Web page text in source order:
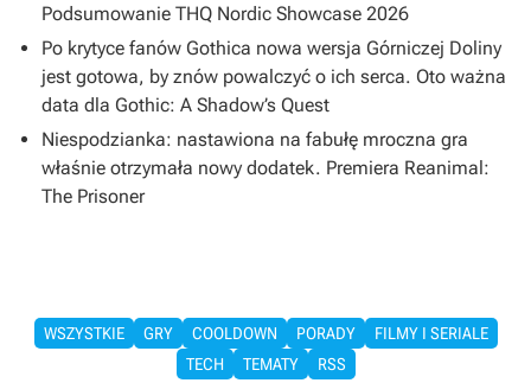
Podsumowanie THQ Nordic Showcase 2026
Po krytyce fanów Gothica nowa wersja Górniczej Doliny
jest gotowa, by znów powalczyć o ich serca. Oto ważna
data dla Gothic: A Shadow’s Quest
Niespodzianka: nastawiona na fabułę mroczna gra
właśnie otrzymała nowy dodatek. Premiera Reanimal:
The Prisoner
WSZYSTKIE GRY COOLDOWN PORADY
FILMY I SERIALE
TECH
TEMATY RSS